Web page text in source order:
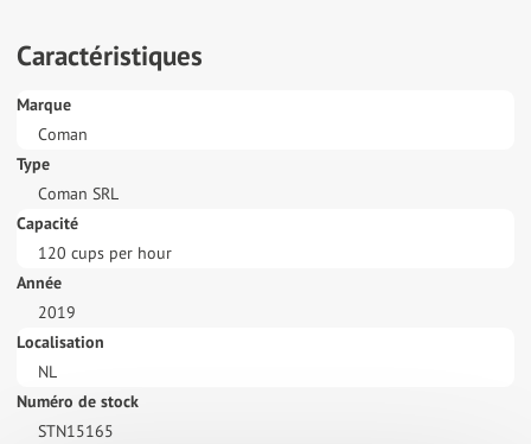
Caractéristiques
Marque
Coman
Type
Coman SRL
Capacité
120 cups per hour
Année
2019
Localisation
NL
Numéro de stock
STN15165